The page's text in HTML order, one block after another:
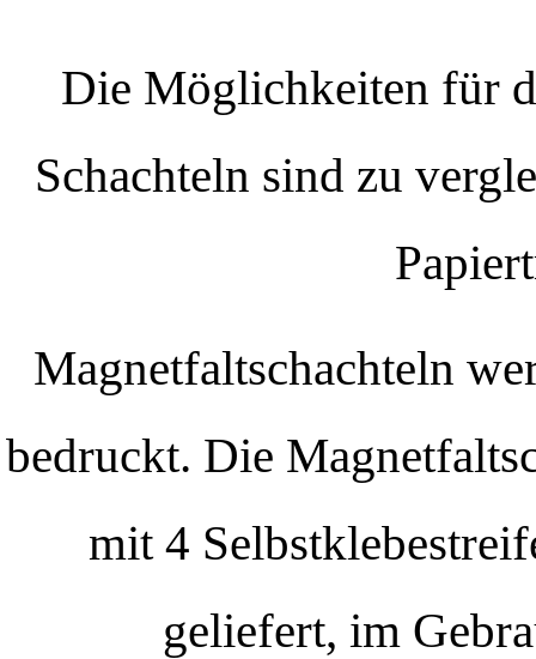
Die Möglichkeiten für
Schachteln sind zu
Magnetfaltschachteln
bedruckt. Die
mit 4
geliefert, im